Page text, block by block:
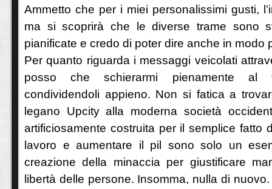
Ammetto che per i miei personalissimi gusti,
ma si scoprirà che le diverse trame sono
pianificate e credo di poter dire anche in modo
Per quanto riguarda i messaggi veicolati
posso che schierarmi pienamente al
condividendoli appieno. Non si fatica a
legano Upcity alla moderna società
artificiosamente costruita per il semplice fatto
lavoro e aumentare il pil sono solo un
creazione della minaccia per giustificare
libertà delle persone. Insomma, nulla di